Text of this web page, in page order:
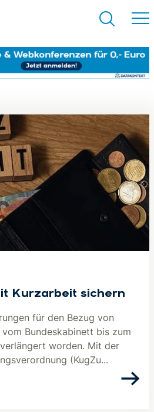
Kurzarbeit sichern
für den Bezug von
Bundeskabinett bis zum
worden. Mit der
(KugZu...